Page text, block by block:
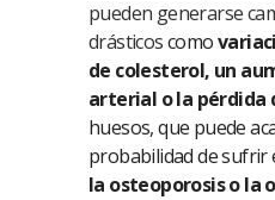
pueden generarse
drásticoscomo
de colesterol, un
arterial o la pérdida
huesos, que puede
probabilidad de sufrir
la osteoporosis o la